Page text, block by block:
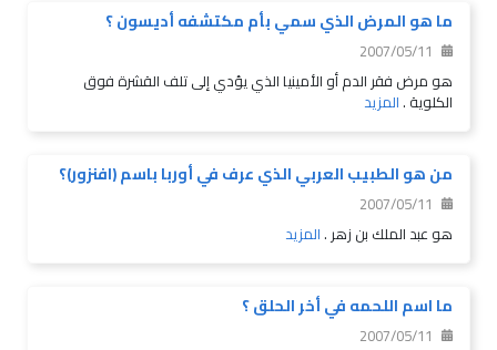
ما هو المرض الذي سمي بأم مكتشفه أديسون ؟
2007/05/11
هو مرض فقر الدم أو الأمينيا الذي يؤدي إلى تلف القشرة فوق
الكلوية .المزيد
من هو الطبيب العربي الذي عرف في أوربا باسم (افنزور)؟
2007/05/11
هو عبد الملك بن زهر .المزيد
ما اسم اللحمه في أخر الحلق ؟
2007/05/11